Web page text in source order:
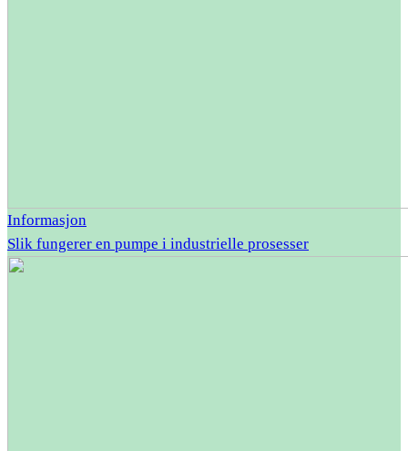
Informasjon
Slik fungerer en pumpe i industrielle prosesser